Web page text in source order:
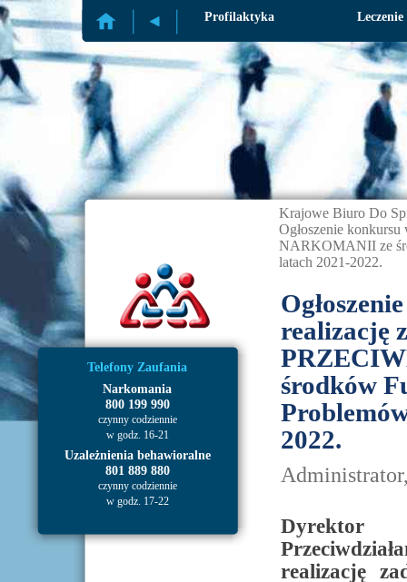
Profilaktyka Leczenie
Telefony Zaufania
Narkomania
800 199 990
czynny codziennie
w godz. 16-21
Uzależnienia behawioralne
801 889 880
czynny codziennie
w godz. 17-22
Krajowe Biuro Do
Ogłoszenie
NARKOMANII ze
latach 2021-2022.
realizację
środków
2022.
Dyrektor
realizację